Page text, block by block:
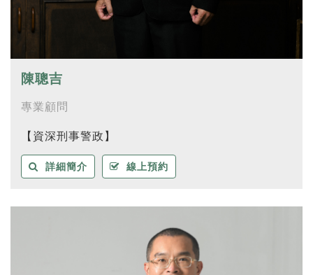
陳聰吉
專業顧問
【資深刑事警政】
詳細簡介 線上預約